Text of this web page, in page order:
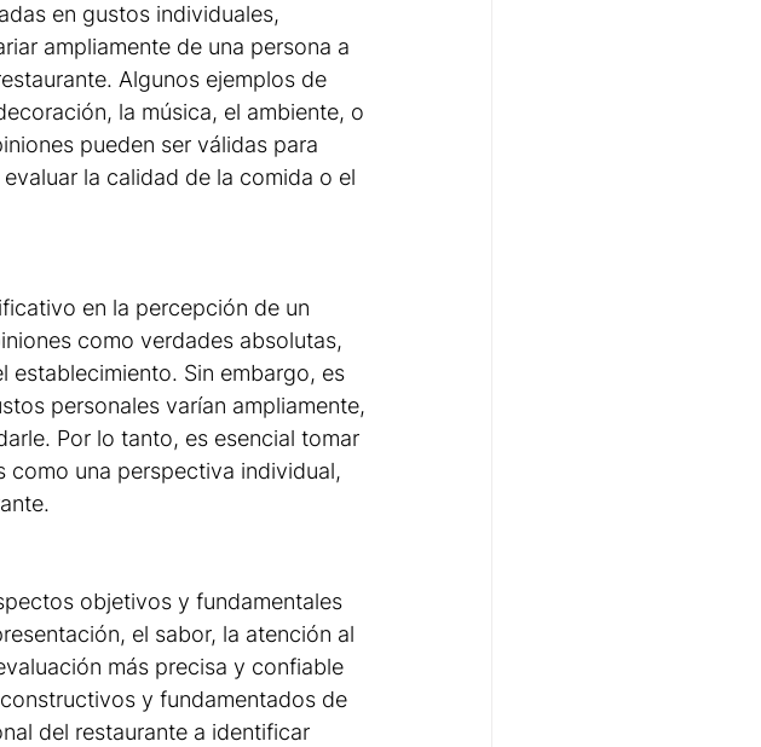
en gustos individuales,
ampliamente de una persona a
Algunos ejemplos de
la música, el ambiente, o
pueden ser válidas para
la calidad de la comida o el
en la percepción de un
como verdades absolutas,
establecimiento. Sin embargo, es
personales varían ampliamente,
Por lo tanto, es esencial tomar
como una perspectiva individual,
objetivos y fundamentales
el sabor, la atención al
más precisa y confiable
y fundamentados de
del restaurante a identificar